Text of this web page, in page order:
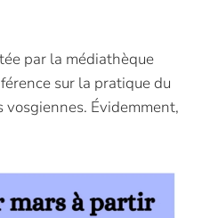
par la médiathèque
sur la pratique du
Évidemment,